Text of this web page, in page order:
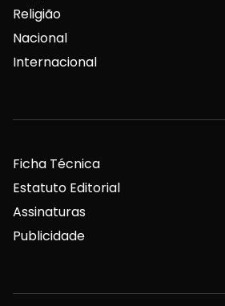
Religião
Nacional
Internacional
Ficha Técnica
Estatuto Editorial
Assinaturas
Publicidade